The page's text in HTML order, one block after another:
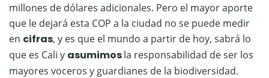
millones de dólares adicionales. Pero el mayor aporte
que le dejará esta COP a la ciudad no se puede medir
en cifras, y es que el mundo a partir de hoy, sabrá lo
que es Cali y asumimosla responsabilidad de ser los
mayores voceros y guardianes de la biodiversidad.